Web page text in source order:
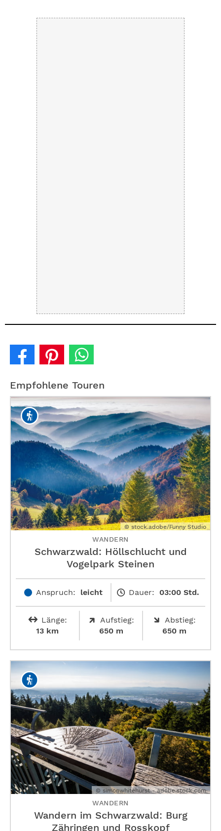
Empfohlene Touren
© stock.adobe/Funny Studio
WANDERN
Schwarzwald: Höllschlucht und
Vogelpark Steinen
Anspruch: leicht Dauer: 03:00 Std.
Länge:
13 km
Aufstieg:
650 m
Abstieg:
650 m
© simonwhitehurst - adobe.stock.com
WANDERN
Wandern im Schwarzwald: Burg
Zähringen und Rosskopf